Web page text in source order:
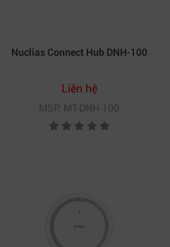
Nuclias Connect Hub DNH-100
Liên hệ
MSP: MT-DNH-100